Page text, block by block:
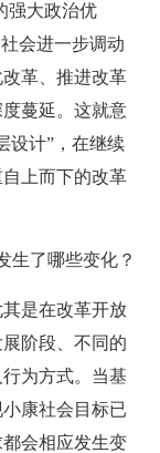
强大政治优
会进一步调动
革、推进改革
蔓延。这就意
设计”，在继续
上而下的改革
了哪些变化？
是在改革开放
阶段、不同的
为方式。当基
康社会目标已
会相应发生变